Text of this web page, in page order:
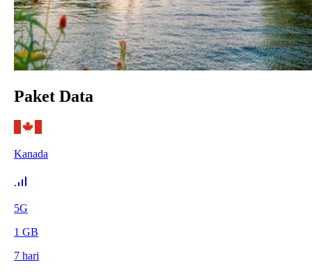
Paket Data
Kanada
5G
1 GB
7 hari